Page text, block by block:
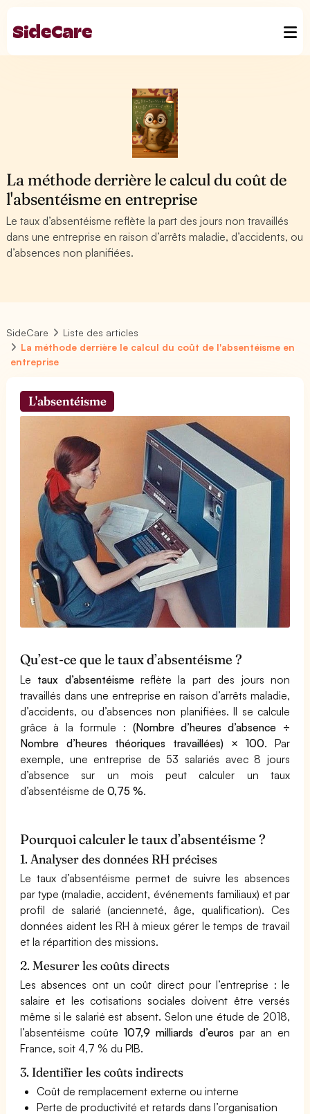
La méthode derrière le calcul du coût de
l'absentéisme en entreprise
Le taux d’absentéisme reflète la part des jours non travaillés
dans une entreprise en raison d’arrêts maladie, d’accidents, ou
d’absences non planifiées.
SideCare
Liste des articles
La méthode derrière le calcul du coût de l'absentéisme en
entreprise
L'absentéisme
Qu’est-ce que le taux d’absentéisme ?
Le taux d’absentéismereflète la part des jours non
travaillés dans une entreprise en raison d’arrêts maladie,
d’accidents, ou d’absences non planifiées. Il se calcule
grâce à la formule : (Nombre d’heures d’absence ÷
Nombre d’heures théoriques travaillées) × 100. Par
exemple, une entreprise de 53 salariés avec 8 jours
d’absence sur un mois peut calculer un taux
d’absentéisme de0,75 %.
Pourquoi calculer le taux d’absentéisme ?
1. Analyser des données RH précises
Le taux d’absentéisme permet de suivre les absences
par type (maladie, accident, événements familiaux) et par
profil de salarié (ancienneté, âge, qualification). Ces
données aident les RH à mieux gérer le temps de travail
et la répartition des missions.
2. Mesurer les coûts directs
Les absences ont un coût direct pour l’entreprise : le
salaire et les cotisations sociales doivent être versés
même si le salarié est absent. Selon une étude de 2018,
l’absentéisme coûte107,9 milliards d’euros par an en
France, soit 4,7 % du PIB.
3. Identifier les coûts indirects
Coût de remplacement externe ou interne
Perte de productivité et retards dans l’organisation